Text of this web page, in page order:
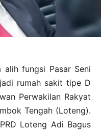
alih fungsi Pasar Seni
rumah sakit tipe D
Perwakilan Rakyat
Tengah (Loteng).
Loteng Adi Bagus